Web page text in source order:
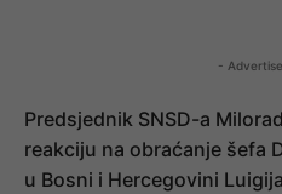
-
Predsjednik SNSD-a
reakciju na obraćanje šefa
u Bosni i Hercegovini